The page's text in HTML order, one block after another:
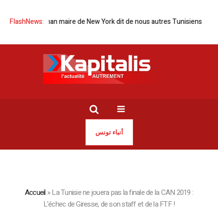
FlashNews:
musulman maire de New York dit de nous autres Tunisiens Salon
أنباء تونس
Accueil »La Tunisie ne jouera pas la finale de la CAN 2019 :
L’échec de Giresse, de son staff et de la FTF !